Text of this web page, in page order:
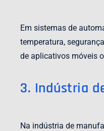
Em sistemas de
temperatura,
de aplicativos móveis
3. Indústria
Na indústria de